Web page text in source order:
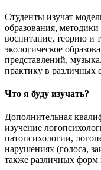
Студенты изучат
образования,
воспитание, теорию и
экологическое
представлений,
практику в различных
Что я буду изучать?
Дополнительная
изучение
патопсихологии,
нарушениях (голоса,
также различных форм